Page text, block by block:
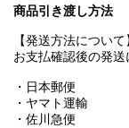
商品引き渡し方法
【発送方法について
お支払確認後の発送
・日本郵便
・ヤマト運輸
・佐川急便